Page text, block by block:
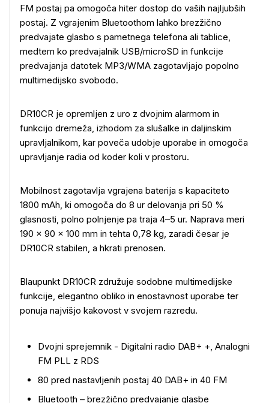
Več o izdelku
FM postaj pa omogoča hiter dostop do vaših najljubših
postaj. Z vgrajenim Bluetoothom lahko brezžično
predvajate glasbo s pametnega telefona ali tablice,
medtem ko predvajalnik USB/microSD in funkcije
predvajanja datotek MP3/WMA zagotavljajo popolno
multimedijsko svobodo.
DR10CR je opremljen z uro z dvojnim alarmom in
funkcijo dremeža, izhodom za slušalke in daljinskim
upravljalnikom, kar poveča udobje uporabe in omogoča
upravljanje radia od koder koli v prostoru.
Mobilnost zagotavlja vgrajena baterija s kapaciteto
1800 mAh, ki omogoča do 8 ur delovanja pri 50 %
glasnosti, polno polnjenje pa traja 4–5 ur. Naprava meri
190 × 90 × 100 mm in tehta 0,78 kg, zaradi česar je
DR10CR stabilen, a hkrati prenosen.
Blaupunkt DR10CR združuje sodobne multimedijske
funkcije, elegantno obliko in enostavnost uporabe ter
ponuja najvišjo kakovost v svojem razredu.
Dvojni sprejemnik - Digitalni radio DAB+ +, Analogni
FM PLL z RDS
80 pred nastavljenih postaj 40 DAB+ in 40 FM
Bluetooth – brezžično predvajanje glasbe